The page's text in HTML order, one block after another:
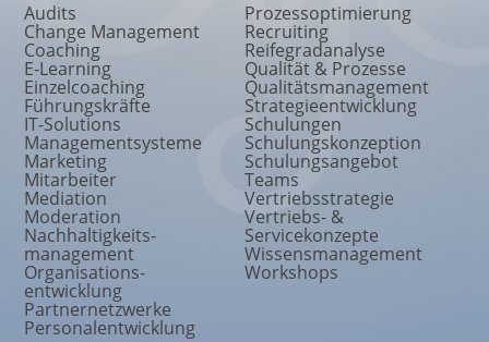
Audits
Change Management
Coaching
E-Learning
Einzelcoaching
Führungskräfte
IT-Solutions
Managementsysteme
Marketing
Mitarbeiter
Mediation
Moderation
Nachhaltigkeits-
management
Organisations-
entwicklung
Partnernetzwerke
Personalentwicklung
Prozessoptimierung
Recruiting
Reifegradanalyse
Qualität & Prozesse
Qualitätsmanagement
Strategieentwicklung
Schulungen
Schulungskonzeption
Schulungsangebot
Teams
Vertriebsstrategie
Vertriebs- &
Servicekonzepte
Wissensmanagement
Workshops